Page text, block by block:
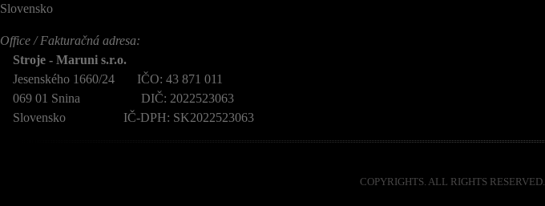
Slovensko
Office / Fakturačná adresa:
Stroje - Maruni s.r.o.
Jesenského 1660/24 IČO: 43 871 011
069 01 Snina DIČ: 2022523063
Slovensko IČ-DPH: SK2022523063
COPYRIGHTS. ALL RIGHTS RESERVED.